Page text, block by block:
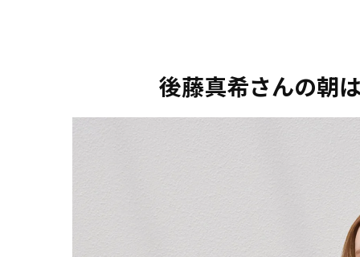
後藤真希さんの朝